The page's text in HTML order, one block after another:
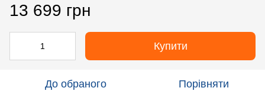
13 699 грн
Купити
До обраного Порівняти